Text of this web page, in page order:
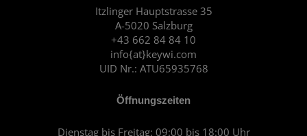
Itzlinger Hauptstrasse 35
A-5020 Salzburg
+43 662 84 84 10
info{at}keywi.com
UID Nr.: ATU65935768
Öffnungszeiten
Dienstag bis Freitag: 09:00 bis 18:00 Uhr
o
k
r
a
m